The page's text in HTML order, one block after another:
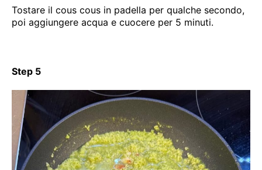
Tostare il cous cous in padella per qualche secondo,
poi aggiungere acqua e cuocere per 5 minuti.
Step 5